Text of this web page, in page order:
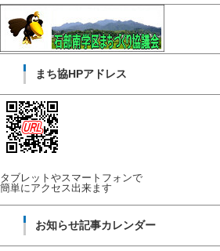
まち協HPアドレス
タブレットやスマートフォンで
簡単にアクセス出来ます
お知らせ記事カレンダー